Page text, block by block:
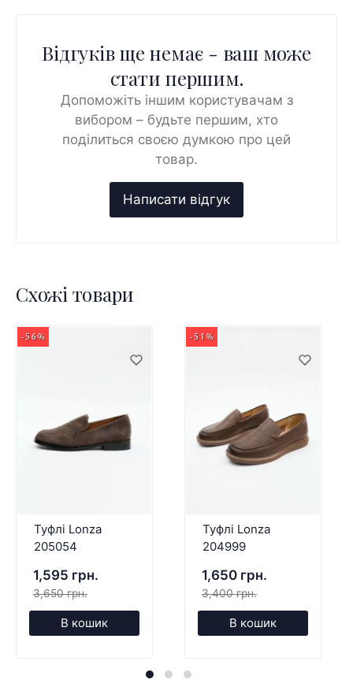
Відгуків ще немає - ваш може
стати першим.
Допоможіть іншим користувачам з
вибором – будьте першим, хто
поділиться своєю думкою про цей
товар.
Схожі товари
-56%
Туфлі Lonza
205054
1,595 грн.
3,650 грн.
В кошик
-51%
Туфлі Lonza
204999
1,650 грн.
3,400 грн.
В кошик